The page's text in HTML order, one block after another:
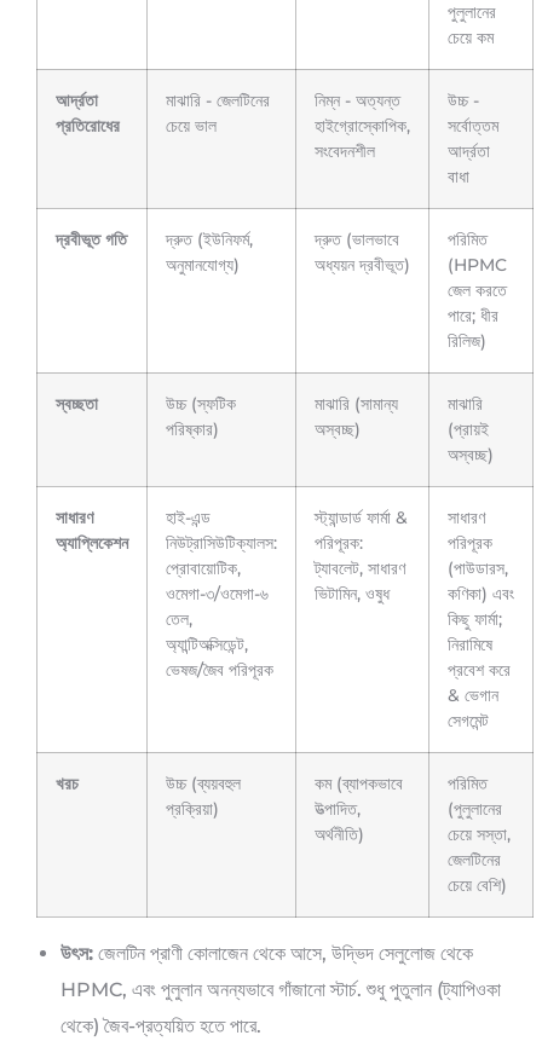
পুলুলানের
চেয়ে কম
আর্দ্রতা
প্রতিরোধের
মাঝারি - জেলটিনের
চেয়ে ভাল
নিম্ন - অত্যন্ত
হাইগ্রোস্কোপিক,
সংবেদনশীল
উচ্চ -
সর্বোত্তম
আর্দ্রতা
বাধা
দ্রবীভূত গতি
দ্রুত (ইউনিফর্ম,
অনুমানযোগ্য)
দ্রুত (ভালভাবে
অধ্যয়ন দ্রবীভূত)
পরিমিত
(HPMC
জেল করতে
পারে; ধীর
রিলিজ)
স্বচ্ছতা
উচ্চ (স্ফটিক
পরিষ্কার)
মাঝারি (সামান্য
অস্বচ্ছ)
মাঝারি
(প্রায়ই
অস্বচ্ছ)
সাধারণ
অ্যাপ্লিকেশন
হাই-এন্ড
নিউট্রাসিউটিক্যালস:
প্রোবায়োটিক,
ওমেগা-৩/ওমেগা-৬
তেল,
অ্যান্টিঅক্সিডেন্ট,
ভেষজ/জৈব পরিপূরক
স্ট্যান্ডার্ড ফার্মা &
পরিপূরক:
ট্যাবলেট, সাধারণ
ভিটামিন, ওষুধ
সাধারণ
পরিপূরক
(পাউডারস,
কণিকা) এবং
কিছু ফার্মা;
নিরামিষে
প্রবেশ করে
& ভেগান
সেগমেন্ট
খরচ
উচ্চ (ব্যয়বহুল
প্রক্রিয়া)
কম (ব্যাপকভাবে
উত্পাদিত,
অর্থনীতি)
পরিমিত
(পুলুলানের
চেয়ে সস্তা,
জেলটিনের
চেয়ে বেশি)
উৎস: জেলটিন প্রাণী কোলাজেন থেকে আসে, উদ্ভিদ সেলুলোজ থেকে
HPMC, এবং পুলুলান অনন্যভাবে গাঁজানো স্টার্চ. শুধু পুতুলান (ট্যাপিওকা
থেকে) জৈব-প্রত্যয়িত হতে পারে.